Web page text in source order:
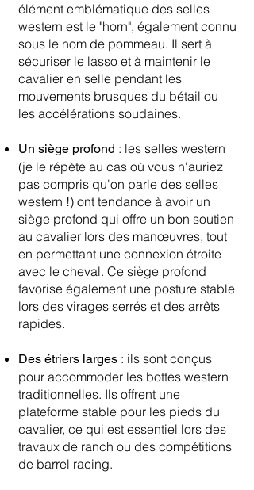
élément emblématique des selles
western est le "horn", également connu
sous le nom de pommeau. Il sert à
sécuriser le lasso et à maintenir le
cavalier en selle pendant les
mouvements brusques du bétail ou
les accélérations soudaines.
Un siège profond : les selles western
(je le répète au cas où vous n'auriez
pas compris qu'on parle des selles
western !) ont tendance à avoir un
siège profond qui offre un bon soutien
au cavalier lors des manœuvres, tout
en permettant une connexion étroite
avec le cheval. Ce siège profond
favorise également une posture stable
lors des virages serrés et des arrêts
rapides.
Des étriers larges : ils sont conçus
pour accommoder les bottes western
traditionnelles. Ils offrent une
plateforme stable pour les pieds du
cavalier, ce qui est essentiel lors des
travaux de ranch ou des compétitions
de barrel racing.